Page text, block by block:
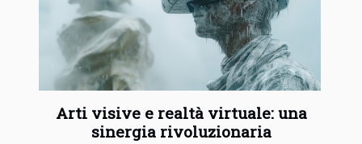
Arti visive e realtà virtuale: una
sinergia rivoluzionaria